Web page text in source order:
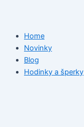
Home
Novinky
Blog
Hodinky a šperky